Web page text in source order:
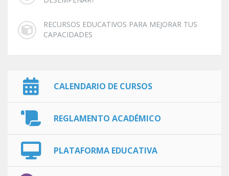
RECURSOS EDUCATIVOS PARA MEJORAR TUS
CAPACIDADES
CALENDARIO DE CURSOS
REGLAMENTO ACADÉMICO
PLATAFORMA EDUCATIVA